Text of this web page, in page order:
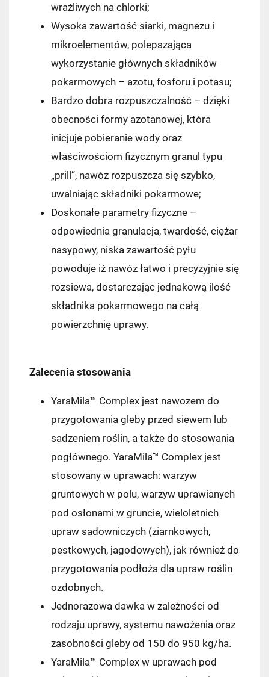
wrażliwych na chlorki;
Wysoka zawartość siarki, magnezu i
mikroelementów, polepszająca
wykorzystanie głównych składników
pokarmowych – azotu, fosforu i potasu;
Bardzo dobra rozpuszczalność – dzięki
obecności formy azotanowej, która
inicjuje pobieranie wody oraz
właściwościom fizycznym granul typu
„prill”, nawóz rozpuszcza się szybko,
uwalniając składniki pokarmowe;
Doskonałe parametry fizyczne –
odpowiednia granulacja, twardość, ciężar
nasypowy, niska zawartość pyłu
powoduje iż nawóz łatwo i precyzyjnie się
rozsiewa, dostarczając jednakową ilość
składnika pokarmowego na całą
powierzchnię uprawy.
Zalecenia stosowania
YaraMila™ Complex jest nawozem do
przygotowania gleby przed siewem lub
sadzeniem roślin, a także do stosowania
pogłównego. YaraMila™ Complex jest
stosowany w uprawach: warzyw
gruntowych w polu, warzyw uprawianych
pod osłonami w gruncie, wieloletnich
upraw sadowniczych (ziarnkowych,
pestkowych, jagodowych), jak również do
przygotowania podłoża dla upraw roślin
ozdobnych.
Jednorazowa dawka w zależności od
rodzaju uprawy, systemu nawożenia oraz
zasobności gleby od 150 do 950 kg/ha.
YaraMila™ Complex w uprawach pod
Kraj wysyłki: